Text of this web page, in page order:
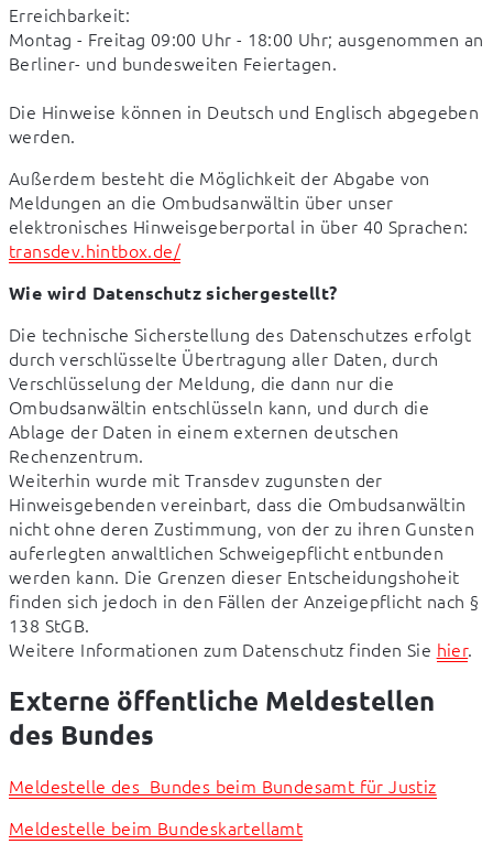
Erreichbarkeit:
Montag - Freitag 09:00 Uhr - 18:00 Uhr; ausgenommen an
Berliner- und bundesweiten Feiertagen.
Die Hinweise können in Deutsch und Englisch abgegeben
werden.
Außerdem besteht die Möglichkeit der Abgabe von
Meldungen an die Ombudsanwältin über unser
transdev.hintbox.de/
Wie wird Datenschutz sichergestellt?
Die technische Sicherstellung des Datenschutzes erfolgt
durch verschlüsselte Übertragung aller Daten, durch
Verschlüsselung der Meldung, die dann nur die
Ombudsanwältin entschlüsseln kann, und durch die
Ablage der Daten in einem externen deutschen
Rechenzentrum.
Weiterhin wurde mit Transdev zugunsten der
Hinweisgebenden vereinbart, dass die Ombudsanwältin
nicht ohne deren Zustimmung, von der zu ihren Gunsten
auferlegten anwaltlichen Schweigepflicht entbunden
werden kann. Die Grenzen dieser Entscheidungshoheit
finden sich jedoch in den Fällen der Anzeigepflicht nach §
138 StGB.
Weitere Informationen zum Datenschutz finden Sie hier.
Externe öffentliche Meldestellen
des Bundes
Meldestelle des  Bundes beim Bundesamt für Justiz
Meldestelle beim Bundeskartellamt